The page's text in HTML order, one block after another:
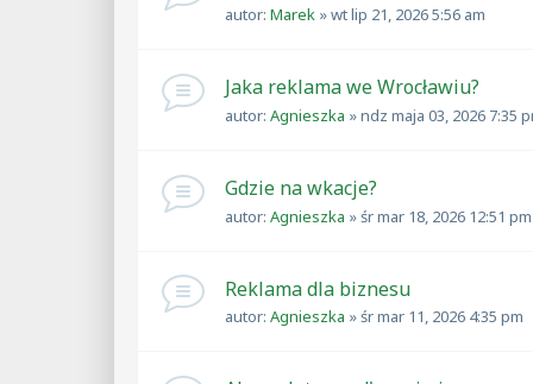
autor: Marek »wt lip 21, 2026 5:56 am
Jaka reklama we Wrocławiu?
autor: Agnieszka »ndz maja 03, 2026 7:35
Gdzie na wkacje?
autor: Agnieszka »śr mar 18, 2026 12:51 pm
Reklama dla biznesu
autor: Agnieszka »śr mar 11, 2026 4:35 pm